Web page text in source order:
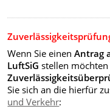
Wenn Sie einenAntrag
LuftSiG stellen
Sie sich an die hierfür
und Verkehr: